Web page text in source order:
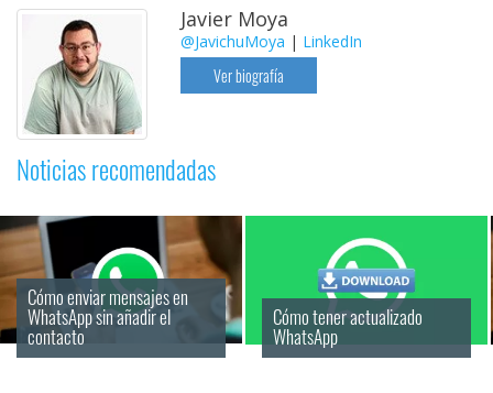
Javier Moya
@JavichuMoya | LinkedIn
Ver biografía
Noticias recomendadas
Cómo enviar mensajes en
WhatsApp sin añadir el
contacto
Cómo tener actualizado
WhatsApp